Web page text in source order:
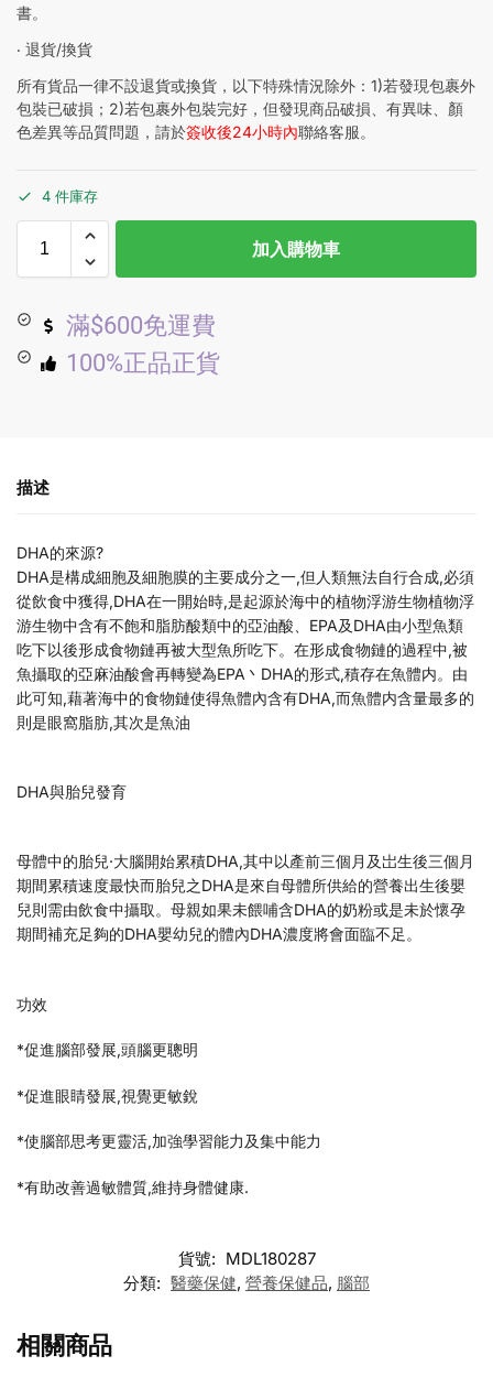
書。
‧ 退貨/換貨
所有貨品一律不設退貨或換貨，以下特殊情況除外：1)若發現包裹外
包裝已破損；2)若包裹外包裝完好，但發現商品破損、有異味、顏
色差異等品質問題，請於簽收後24小時內聯絡客服。
4 件庫存
加入購物車
滿$600免運費
100%正品正貨
描述
DHA的來源?
DHA是構成細胞及細胞膜的主要成分之一,但人類無法自行合成,必須
從飲食中獲得,DHA在一開始時,是起源於海中的植物浮游生物植物浮
游生物中含有不飽和脂肪酸類中的亞油酸、EPA及DHA由小型魚類
吃下以後形成食物鏈再被大型魚所吃下。在形成食物鏈的過程中,被
魚攝取的亞麻油酸會再轉變為EPA丶DHA的形式,積存在魚體内。由
此可知,藉著海中的食物鏈使得魚體內含有DHA,而魚體内含量最多的
則是眼窩脂肪,其次是魚油
DHA與胎兒發育
母體中的胎兒·大腦開始累積DHA,其中以產前三個月及岀生後三個月
期間累積速度最快而胎兒之DHA是來自母體所供給的營養出生後嬰
兒則需由飲食中攝取。母親如果未餵哺含DHA的奶粉或是未於懷孕
期間補充足夠的DHA嬰幼兒的體內DHA濃度將會面臨不足。
功效
*促進腦部發展,頭腦更聰明
*促進眼睛發展,視覺更敏銳
*使腦部思考更靈活,加強學習能力及集中能力
*有助改善過敏體質,維持身體健康.
貨號: MDL180287
分類: 醫藥保健, 營養保健品, 腦部
相關商品